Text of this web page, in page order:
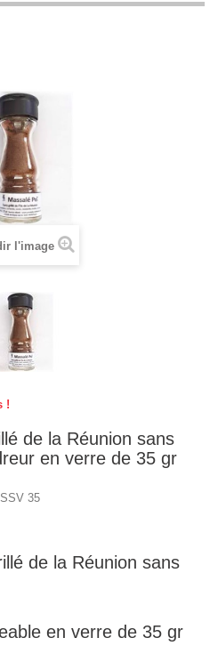
l'image
!
de la Réunion sans
en verre de 35 gr
35
de la Réunion sans
en verre de 35 gr